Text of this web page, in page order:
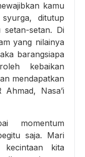
kamu
ditutup
setan-setan. Di
yang nilainya
barangsiapa
kebaikan
mendapatkan
Nasa’i
momentum
saja. Mari
kita